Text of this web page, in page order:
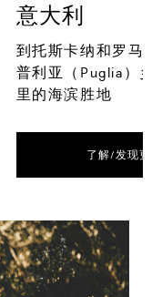
意大利
到托斯卡纳和罗马
普利亚（Puglia）
里的海滨胜地
了解/发现